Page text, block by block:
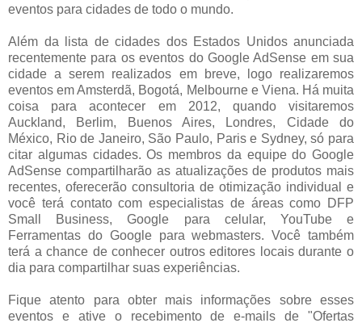
eventos para cidades de todo o mundo.
Além da lista de cidades dos Estados Unidos anunciada
recentemente para os eventos do Google AdSense em sua
cidade a serem realizados em breve, logo realizaremos
eventos em Amsterdã, Bogotá, Melbourne e Viena. Há muita
coisa para acontecer em 2012, quando visitaremos
Auckland, Berlim, Buenos Aires, Londres, Cidade do
México, Rio de Janeiro, São Paulo, Paris e Sydney, só para
citar algumas cidades. Os membros da equipe do Google
AdSense compartilharão as atualizações de produtos mais
recentes, oferecerão consultoria de otimização individual e
você terá contato com especialistas de áreas como DFP
Small Business, Google para celular, YouTube e
Ferramentas do Google para webmasters. Você também
terá a chance de conhecer outros editores locais durante o
dia para compartilhar suas experiências.
Fique atento para obter mais informações sobre esses
eventos e ative o recebimento de e-mails de "Ofertas